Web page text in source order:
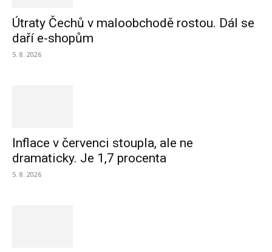
Útraty Čechů v maloobchodě rostou. Dál se
daří e-shopům
5. 8. 2026
Inflace v červenci stoupla, ale ne
dramaticky. Je 1,7 procenta
5. 8. 2026